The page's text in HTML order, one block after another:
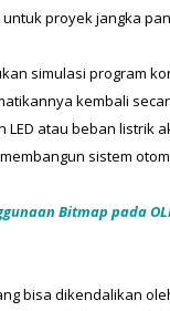
proyek jangka
simulasi program
kembali
atau beban listrik
sistem
Bitmap pada
bisa dikendalikan